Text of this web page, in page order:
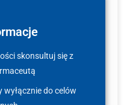
skonsultuj się z
wyłącznie do celów